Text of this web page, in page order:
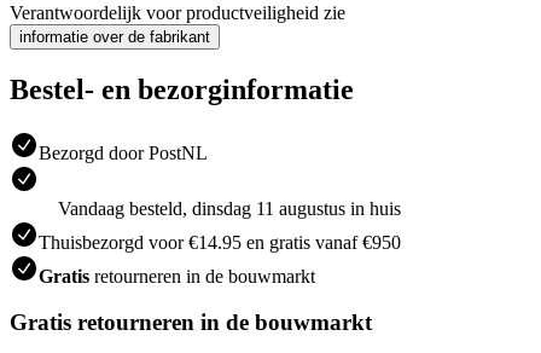
Verantwoordelijk voor productveiligheid zie
informatie over de fabrikant
Bestel- en bezorginformatie
Bezorgd door PostNL
Vandaag besteld, dinsdag 11 augustus in huis
Thuisbezorgd voor €14.95 en gratis vanaf €950
Gratis retourneren in de bouwmarkt
Gratis retourneren in de bouwmarkt